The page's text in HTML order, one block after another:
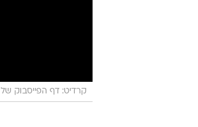
קרדיט: דף הפייסבוק של ‎עיר דוד- ירושלים הקדומה‎